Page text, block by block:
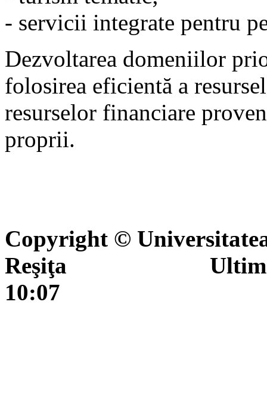
- servicii integrate pentru
Dezvoltarea domeniilor
folosirea eficientă a
resurselor financiare
proprii.
Copyright ©
Reşiţa Ultima
10:07